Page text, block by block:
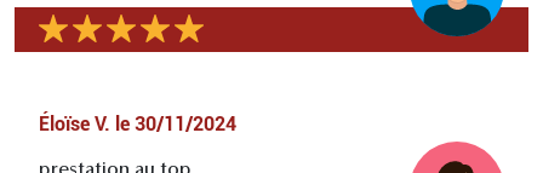
Éloïse V. le 30/11/2024